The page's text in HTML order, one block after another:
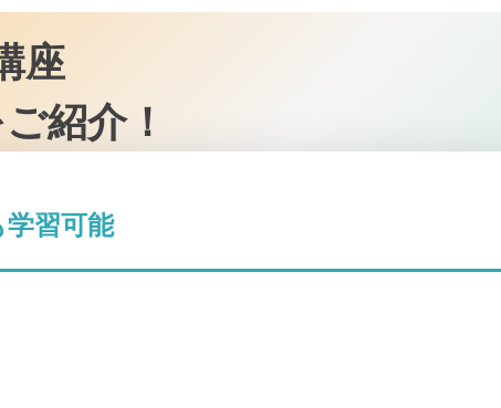
座
紹介！
習可能